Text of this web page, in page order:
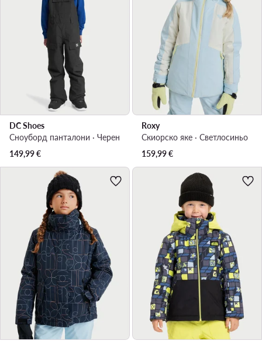
DC Shoes
Сноуборд панталони · Черен
149,99€
Roxy
Скиорско яке · Светлосиньо
159,99€